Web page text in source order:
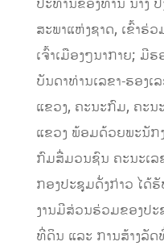
ປະທານຂອງທ່ານ ນາງ
ສະພາແຫ່ງຊາດ, ເຂົ້າຮ່
ເຈົ້າເມືອງໆນາກາຍ; ມີ
ບັນດາທ່ານເລຂາ-ຮອງເ
ແຂວງ, ຄະນະກົມ, ຄະນ
ແຂວງ ພ້ອມດ້ວຍພະນັກ
ກົມສື່ມວນຊົນ ຄະນະເລ
ກອງປະຊຸມດັ່ງກ່າວ ໄ
ງານມີສ່ວນຮ່ວມຂອງປ
ທີ່ດິນ ແລະ ການສ້າງລັ